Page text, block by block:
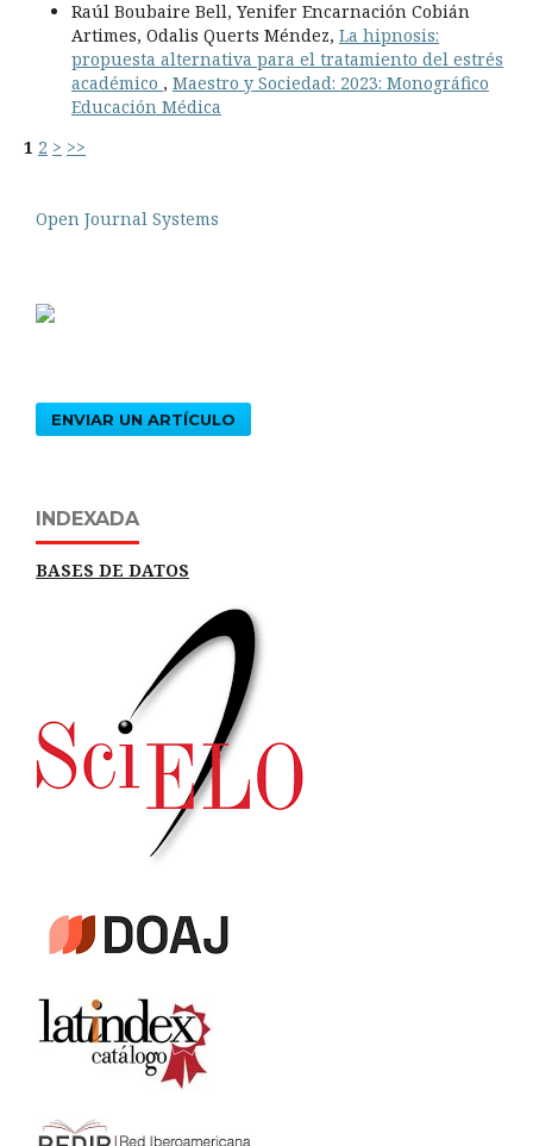
Raúl Boubaire Bell, Yenifer Encarnación Cobián
Artimes, Odalis Querts Méndez, La hipnosis:
propuesta alternativa para el tratamiento del estrés
académico , Maestro y Sociedad: 2023: Monográfico
Educación Médica
1 2 > >>
Open Journal Systems
ENVIAR UN ARTÍCULO
INDEXADA
BASES DE DATOS